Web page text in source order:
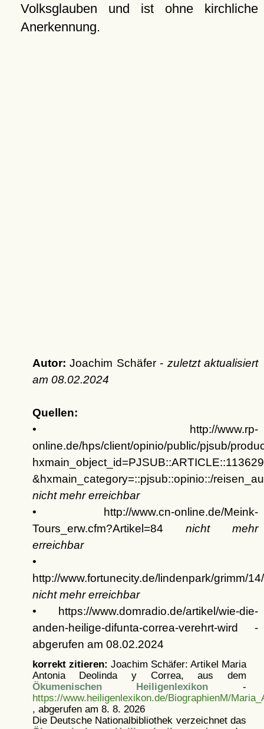
Volksglauben und ist ohne kirchliche
Anerkennung.
Autor: Joachim Schäfer - zuletzt aktualisiert
am 08.02.2024
Quellen:
• http://www.rp-
online.de/hps/client/opinio/public/pjsub/
hxmain_object_id=PJSUB::ARTICLE::113629
&hxmain_category=::pjsub::opinio::/
nicht mehr erreichbar
• http://www.cn-online.de/Meink-
Tours_erw.cfm?Artikel=84 nicht mehr
erreichbar
•
http://www.fortunecity.de/lindenpark/grimm/
nicht mehr erreichbar
• https://www.domradio.de/artikel/wie-die-
anden-heilige-difunta-correa-verehrt-wird -
abgerufen am 08.02.2024
korrekt zitieren: Joachim Schäfer: Artikel Maria
Antonia Deolinda y Correa, aus dem
Ökumenischen Heiligenlexikon -
https://www.heiligenlexikon.de/BiographienM/
, abgerufen am 8. 8. 2026
Die Deutsche Nationalbibliothek verzeichnet das